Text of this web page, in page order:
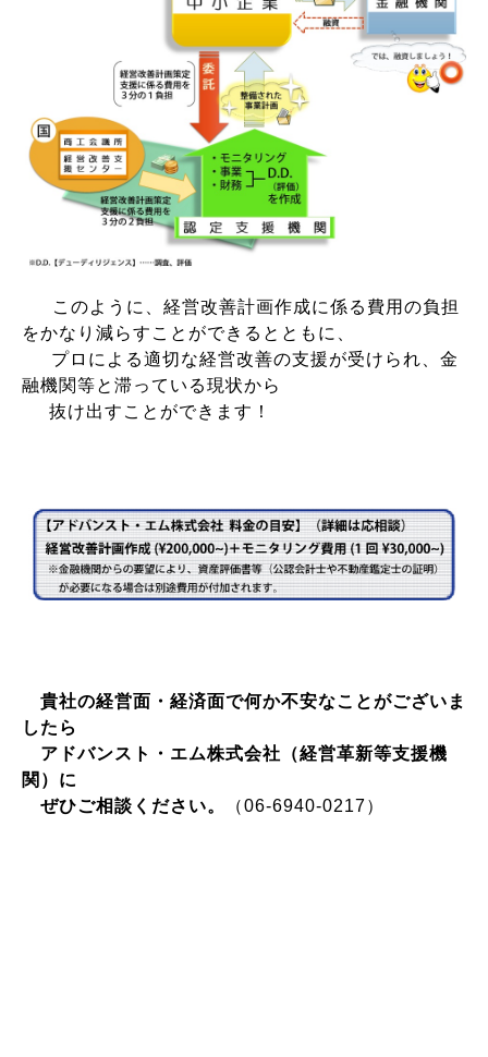
このように、経営改善計画作成に係る費用の負担
をかなり減らすことができるとともに、
プロによる適切な経営改善の支援が受けられ、金
融機関等と滞っている現状から
抜け出すことができます！
貴社の経営面・経済面で何か不安なことがございま
したら
アドバンスト・エム株式会社（経営革新等支援機
関）に
ぜひご相談ください。
（06-6940-0217）